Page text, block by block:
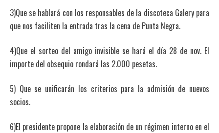
3)Que se hablará con los responsables de la discoteca Galery para
que nos faciliten la entrada tras la cena de Punta Negra.
4)Que el sorteo del amigo invisible se hará el día 28 de nov. El
importe del obsequio rondará las 2.000 pesetas.
5) Que se unificarán los criterios para la admisión de nuevos
socios.
6)El presidente propone la elaboración de un régimen interno en el